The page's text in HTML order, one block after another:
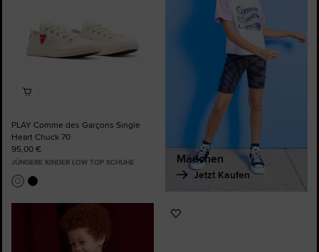
PLAY Comme des Garçons Single
Heart Chuck 70
95,00 €
JÜNGERE KINDER LOW TOP SCHUHE Mädchen
Jetzt Kaufen
Zu